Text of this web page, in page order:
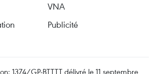
VNA
Publicité
1374/GP-BTTTT délivré le 11 septembre